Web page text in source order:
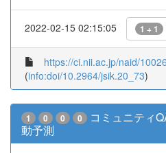
2022-02-15 02:15:05 1 + 1
https://ci.nii.ac.jp/naid/
(info:doi/10.2964/jsik.20_73)
1 0 0 0
コミュニティ
動予測